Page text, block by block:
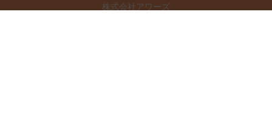
株式会社アワーズ